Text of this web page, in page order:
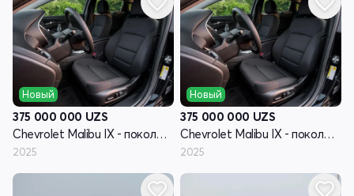
Новый
375 000 000 UZS
Chevrolet Malibu IX - поколение рестайлинг
2025
Новый
375 000 000 UZS
Chevrolet Malibu IX - поколение рестайлинг
2025